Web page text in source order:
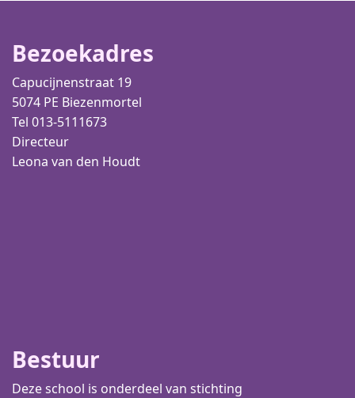
Bezoekadres
Capucijnenstraat 19
5074 PE Biezenmortel
Tel 013-5111673
Directeur
Leona van den Houdt
Bestuur
Deze school is onderdeel van stichting